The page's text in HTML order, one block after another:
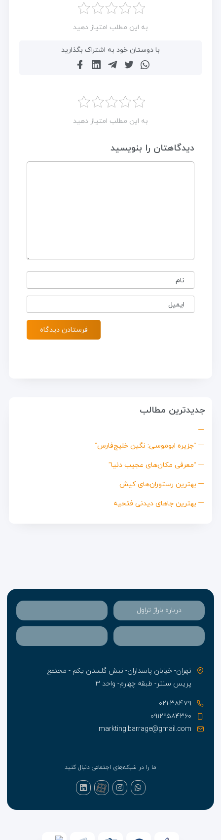
به این مطلب امتیاز دهید
با دوستان خود به اشتراک بگذارید
به این مطلب امتیاز دهید
دیدگاهتان را بنویسید
نام
ایمیل
جدیدترین مطالب
“جزیره ابوموسی: نگین خلیج‌فارس”
“معرفی مکان‌های عجیب دنیا”
بهترین رستوران‌های کیش
بهترین جاهای دیدنی فتحیه
درباره باراژ تراول
تهران- خیابان پاسداران- نبش گلستان یکم - مجتمع
پریس سنتر- طبقه چهارم- واحد ۳
۰۲۱-۳۸۴۷۹
۰۹۱۲۹۵۸۴۳۶۰
markting.barrage@gmail.com
ما را در شبکه‌های اجتماعی دنبال کنید